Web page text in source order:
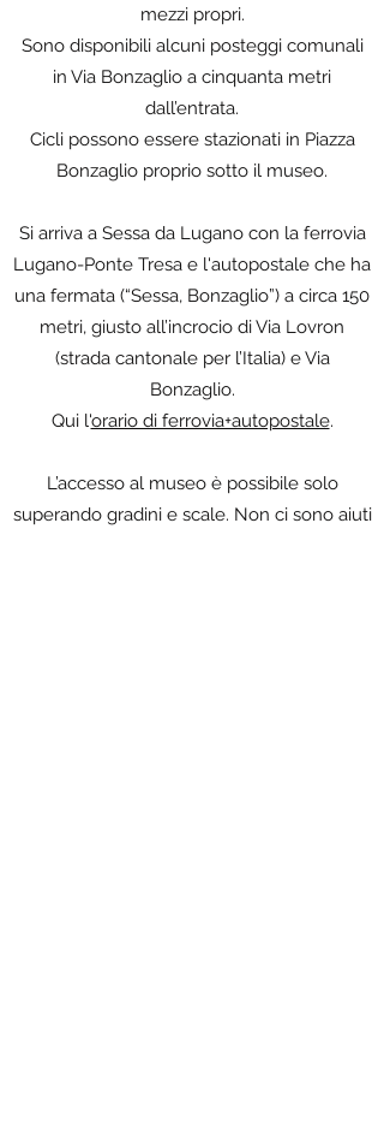
mezzi propri.
Sono disponibili alcuni posteggi comunali
in Via Bonzaglio a cinquanta metri
dall’entrata.
Cicli possono essere stazionati in Piazza
Bonzaglio proprio sotto il museo.
Si arriva a Sessa da Lugano con la ferrovia
Lugano-Ponte Tresa e l'autopostale che ha
una fermata (“Sessa, Bonzaglio”) a circa 150
metri, giusto all’incrocio di Via Lovron
(strada cantonale per l’Italia) e Via
Bonzaglio.
Qui l'orario di ferrovia+autopostale.
L’accesso al museo è possibile solo
superando gradini e scale. Non ci sono aiuti